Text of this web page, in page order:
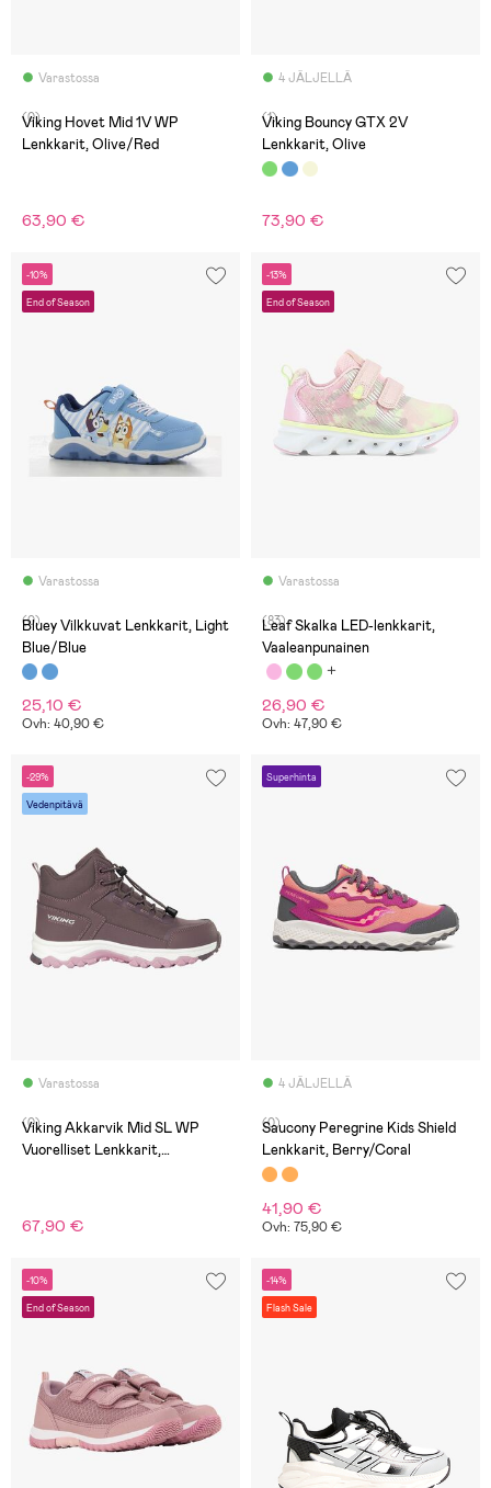
Varastossa
(0)
Viking Hovet Mid 1V WP
Lenkkarit, Olive/Red
63,90 €
4 JÄLJELLÄ
(1)
Viking Bouncy GTX 2V
Lenkkarit, Olive
73,90 €
-10%
End of Season
Varastossa
(0)
Bluey Vilkkuvat Lenkkarit, Light
Blue/Blue
25,10 €
Ovh: 40,90 €
-13%
End of Season
Varastossa
(83)
Leaf Skalka LED-lenkkarit,
Vaaleanpunainen
26,90 €
Ovh: 47,90 €
-29%
Vedenpitävä
Varastossa
(0)
Viking Akkarvik Mid SL WP
Vuorelliset Lenkkarit,
67,90 €
Superhinta
4 JÄLJELLÄ
(0)
Saucony Peregrine Kids Shield
Lenkkarit, Berry/Coral
41,90 €
Ovh: 75,90 €
-10%
End of Season
-14%
Flash Sale